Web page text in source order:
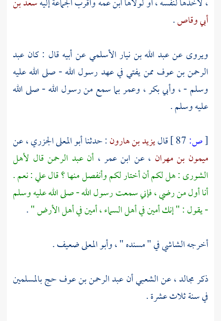
أبي وقاص.
ويروى عنعبد الله بن نيار الأسلميعن أبيه قال : كان عبد
الرحمن بن عوف ممن يفتي في عهد رسول الله - صلى الله عليه
وسلم - ، وأبي بكر، وعمربما سمع من رسول الله - صلى الله
عليه وسلم .
[ص: قاليزيد بن هارون: حدثناأبو المعلى الجزري، عن
ميمون بن مهران ، عن ابن عمر ، أنعبد الرحمن قال لأهل
الشورى : هل لكم أن أختار لكم وأنفصل منها ؟ قالعلي: نعم .
أنا أول من رضي ، فإني سمعت رسول الله - صلى الله عليه وسلم
- يقول : " إنك أمين في أهل السماء ، أمين في أهل الأرض ".
أخرجهالشاشيفي " مسنده " ،وأبو المعلىضعيف .
ذكرمجالد، عنالشعبيأنعبد الرحمن بن عوفحج بالمسلمين
في سنة ثلاث عشرة .